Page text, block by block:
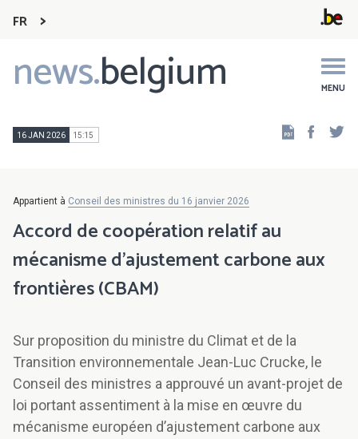
FR
news.belgium MENU
Main
navigation
16 JAN 2026 15:15
Appartient à Conseil des ministres du 16 janvier 2026
Accord de coopération relatif au
mécanisme d’ajustement carbone aux
frontières (CBAM)
Sur proposition du ministre du Climat et de la
Transition environnementale Jean-Luc Crucke, le
Conseil des ministres a approuvé un avant-projet de
loi portant assentiment à la mise en œuvre du
mécanisme européen d’ajustement carbone aux